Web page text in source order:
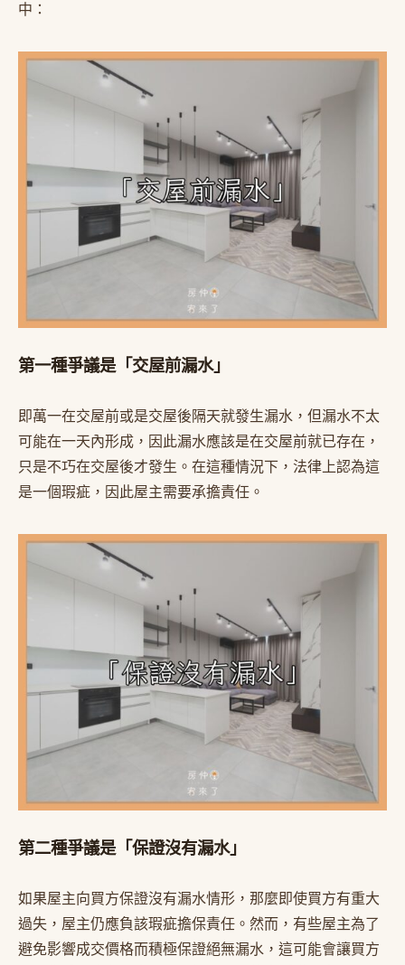
中：
第一種爭議是「交屋前漏水」
即萬一在交屋前或是交屋後隔天就發生漏水，但漏水不太
可能在一天內形成，因此漏水應該是在交屋前就已存在，
只是不巧在交屋後才發生。在這種情況下，法律上認為這
是一個瑕疵，因此屋主需要承擔責任。
第二種爭議是「保證沒有漏水」
如果屋主向買方保證沒有漏水情形，那麼即使買方有重大
過失，屋主仍應負該瑕疵擔保責任。然而，有些屋主為了
避免影響成交價格而積極保證絕無漏水，這可能會讓買方